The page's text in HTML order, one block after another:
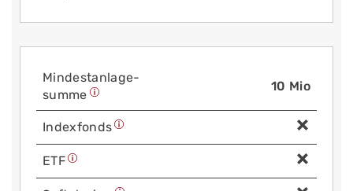
Mindest­anlage­
summe
10 Mio
Index­fonds
ETF